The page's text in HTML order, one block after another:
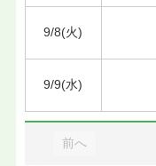
9/8(火)
9/9(水)
前へ